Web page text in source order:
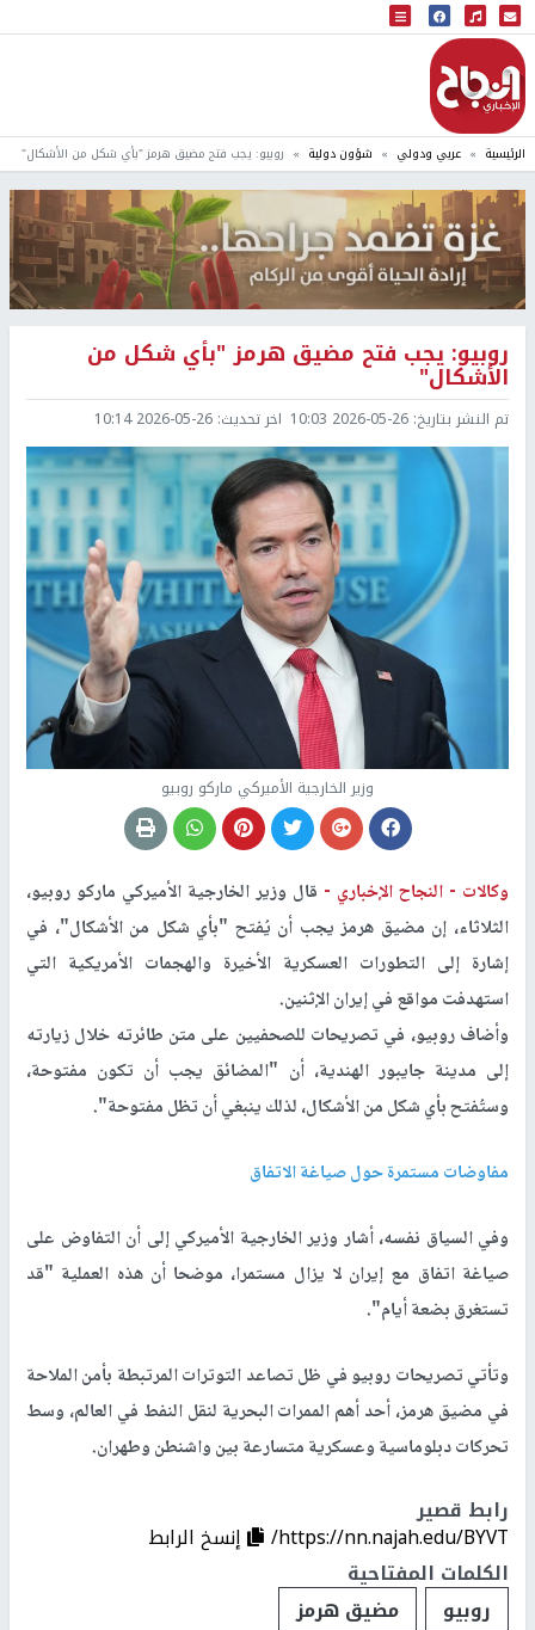
البث المباشر
إذاعة النجاح
الرئيسية عربي ودولي شؤون دولية روبيو: يجب فتح مضيق هرمز "بأي شكل من الأشكال"
روبيو: يجب فتح مضيق هرمز "بأي شكل من
الأشكال"
تم النشر بتاريخ: 2026-05-26 10:03 اخر تحديث: 2026-05-26 10:14
وزير الخارجية الأميركي ماركو روبيو
وكالات - النجاح الإخباري - قال وزير الخارجية الأميركي ماركو روبيو،
الثلاثاء، إن مضيق هرمز يجب أن يُفتح "بأي شكل من الأشكال"، في
إشارة إلى التطورات العسكرية الأخيرة والهجمات الأمريكية التي
استهدفت مواقع في إيران الإثنين.
وأضاف روبيو، في تصريحات للصحفيين على متن طائرته خلال زيارته
إلى مدينة جايبور الهندية، أن "المضائق يجب أن تكون مفتوحة،
وستُفتح بأي شكل من الأشكال، لذلك ينبغي أن تظل مفتوحة".
مفاوضات مستمرة حول صياغة الاتفاق
وفي السياق نفسه، أشار وزير الخارجية الأميركي إلى أن التفاوض على
صياغة اتفاق مع إيران لا يزال مستمرا، موضحا أن هذه العملية "قد
تستغرق بضعة أيام".
وتأتي تصريحات روبيو في ظل تصاعد التوترات المرتبطة بأمن الملاحة
في مضيق هرمز، أحد أهم الممرات البحرية لنقل النفط في العالم، وسط
تحركات دبلوماسية وعسكرية متسارعة بين واشنطن وطهران.
رابط قصير
https://nn.najah.edu/BYVT/
إنسخ الرابط
الكلمات المفتاحية
روبيو
مضيق هرمز